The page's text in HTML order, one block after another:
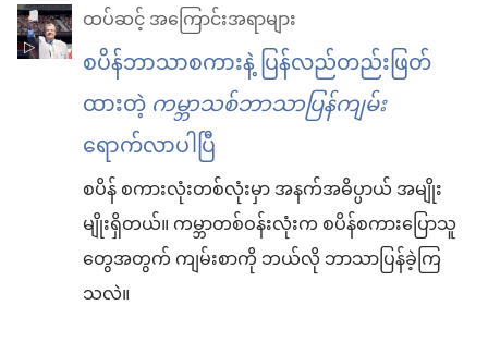
ထပ်ဆင့် အကြောင်းအရာများ
စပိန်ဘာသာစကားနဲ့ ပြန်လည်တည်းဖြတ်
ထားတဲ့ကမ္ဘာသစ်ဘာသာပြန်ကျမ်း
ရောက်လာပါပြီ
စပိန် စကားလုံးတစ်လုံးမှာ အနက်အဓိပ္ပာယ် အမျိုး
မျိုးရှိတယ်။ ကမ္ဘာတစ်ဝန်းလုံးက စပိန်စကားပြောသူ
တွေအတွက် ကျမ်းစာကို ဘယ်လို ဘာသာပြန်ခဲ့ကြ
သလဲ။